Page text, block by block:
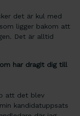
det är kul med
ligger bakom att
Det är alltid
har dragit dig till
att det blev
kandidatuppsats